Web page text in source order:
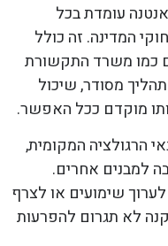
עומדת בכל
המדינה. זה כולל
כמו משרד התקשורת
מסודר, שיכול
מוקדם ככל האפשר.
הרגולציה המקומית,
למבנים אחרים.
שימועים או לצרף
לא תגרום להפרעות